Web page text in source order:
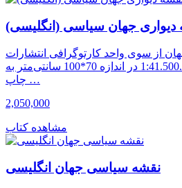
دیواری جهان سیاسی (انگلیسی)
از سوی واحد کارتوگرافی انتشارات
ایرانشناسی در مقیاس 1:41.500.000 در اندازه 70*100 سانتی‌متر به
چاپ …
2,050,000
مشاهده کتاب
نقشه سیاسی جهان انگلیسی